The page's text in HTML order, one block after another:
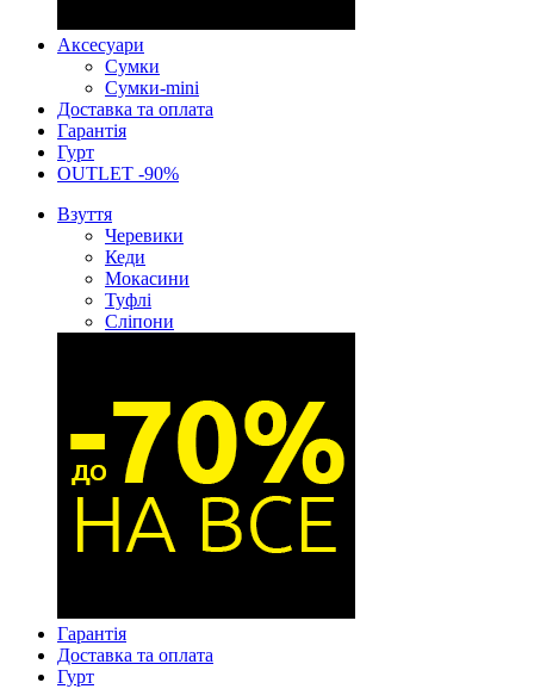
Аксесуари
Сумки
Сумки-mini
Доставка та оплата
Гарантія
Гурт
OUTLET -90%
Взуття
Черевики
Кеди
Мокасини
Туфлі
Сліпони
Гарантія
Доставка та оплата
Гурт